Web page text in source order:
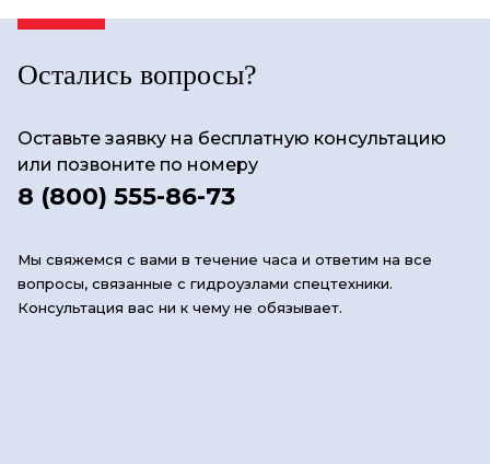
Остались вопросы?
Оставьте заявку на бесплатную консультацию
или позвоните по номеру
8 (800) 555-86-73
Мы свяжемся с вами в течение часа и ответим на все
вопросы, связанные с гидроузлами спецтехники.
Консультация вас ни к чему не обязывает.